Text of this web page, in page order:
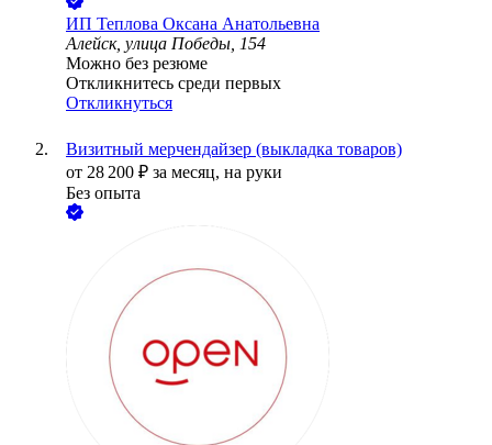
ИП Теплова Оксана Анатольевна
Алейск, улица Победы, 154
Можно без резюме
Откликнитесь среди первых
Откликнуться
Визитный мерчендайзер (выкладка товаров)
от 28 200 ₽ за месяц, на руки
Без опыта